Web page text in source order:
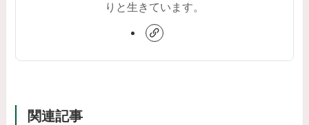
りと生きています。
関連記事